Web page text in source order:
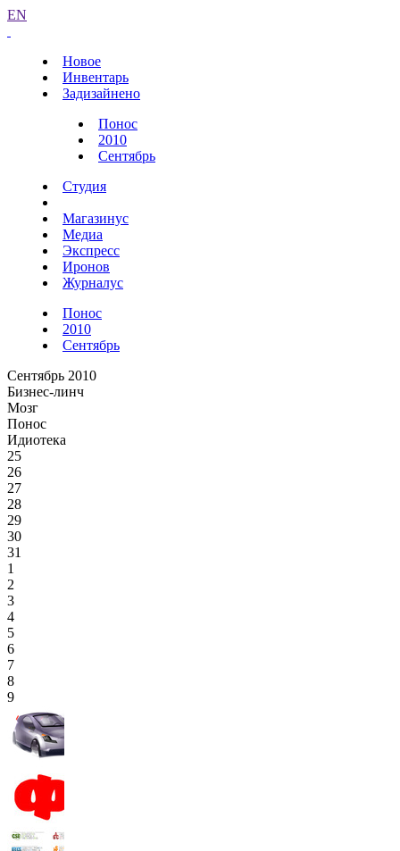
EN
Новое
Инвентарь
Задизайнено
Понос
2010
Сентябрь
Студия
Магазинус
Медиа
Экспресс
Иронов
Журналус
Понос
2010
Сентябрь
Сентябрь 2010
Бизнес-линч
Мозг
Понос
Идиотека
25
26
27
28
29
30
31
1
2
3
4
5
6
7
8
9